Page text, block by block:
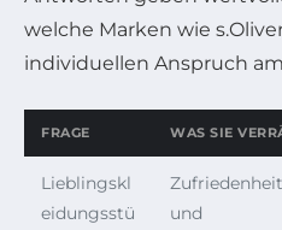
welche Marken wie
individuellen Anspruch
FRAGE WAS SIE
Lieblingskl
eidungsstü
Zufriedenheit
und